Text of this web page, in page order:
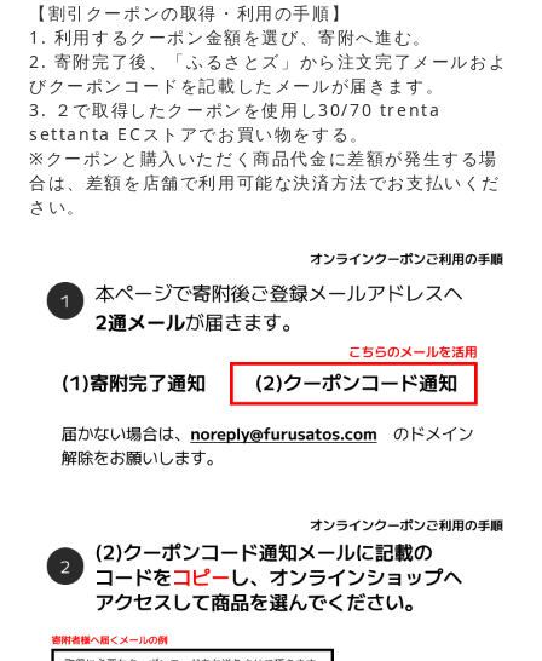
【割引クーポンの取得・利用の手順】
1. 利用するクーポン金額を選び、寄附へ進む。
2. 寄附完了後、「ふるさとズ」から注文完了メールおよ
びクーポンコードを記載したメールが届きます。
3. ２で取得したクーポンを使用し30/70 trenta
settanta ECストアでお買い物をする。
※クーポンと購入いただく商品代金に差額が発生する場
合は、差額を店舗で利用可能な決済方法でお支払いくだ
さい。